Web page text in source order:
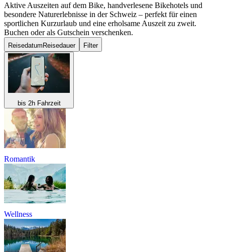
Aktive Auszeiten auf dem Bike, handverlesene Bikehotels und
besondere Naturerlebnisse in der Schweiz – perfekt für einen
sportlichen Kurzurlaub und eine erholsame Auszeit zu zweit.
Buchen oder als Gutschein verschenken.
Reisedatum Reisedauer Filter
bis 2h Fahrzeit
Romantik
Wellness